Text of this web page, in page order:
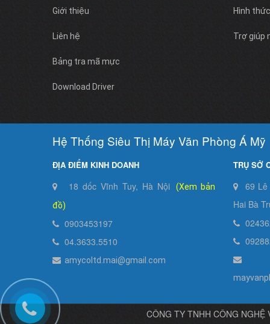
Giới thiệu
Liên hệ
Bảng tra mã mực
Download Driver
Hình
Trợ giúp
Hệ Thống Siêu Thị Máy Văn Phòng Á Mỹ
ĐỊA ĐIỂM KINH DOANH
18 dốc Vĩnh Tuy, Hà Nội
(Xem bản
đồ)
0903453197
04.3633.5510
amycoltd.mai@gmail.com
TRỤ SỞ
69 Lê
Hai Bà
CÔNG TY TNHH CÔNG